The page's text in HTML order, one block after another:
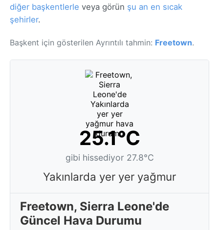
diğer başkentlerle veya görün şu an en sıcak
şehirler.
Başkent için gösterilen Ayrıntılı tahmin: Freetown.
25.1°C
gibi hissediyor 27.8°C
Yakınlarda yer yer yağmur
Freetown, Sierra Leone'de
Güncel Hava Durumu